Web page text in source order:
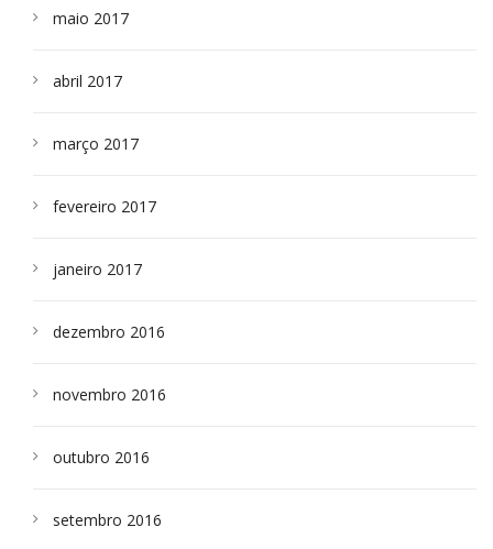
maio 2017
abril 2017
março 2017
fevereiro 2017
janeiro 2017
dezembro 2016
novembro 2016
outubro 2016
setembro 2016